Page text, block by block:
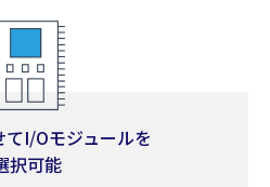
I/Oモジュールを
択可能